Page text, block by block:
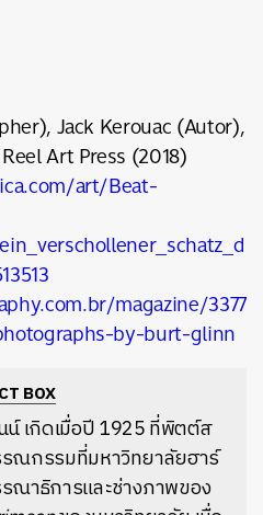
Jack Kerouac (Autor),
Art Press (2018)
art/Beat-
magazine/3377
by-burt-glinn
BOX
น์ เกิดเมื่อปี 1925 ที่พิตต์ส
รณกรรมที่มหาวิทยาลัยฮาร์
ณาธิการและช่างภาพของ